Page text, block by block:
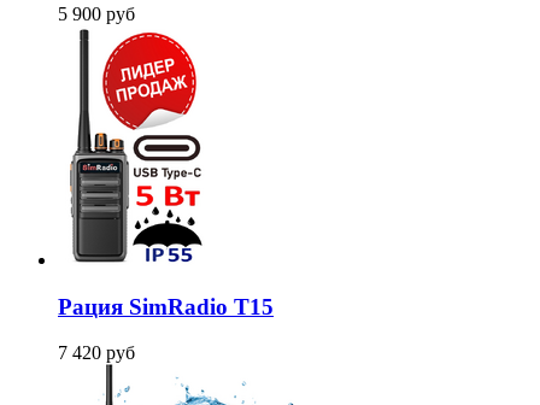
5 900 руб
Рация SimRadio T15
7 420 руб